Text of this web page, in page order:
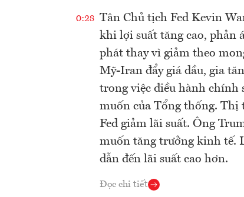
0:28 Tân Chủ tịch Fed Kevin
khi lợi suất tăng cao, phản
phát thay vì giảm theo
Mỹ-Iran đẩy giá dầu, gia
trong việc điều hành chính
muốn của Tổng thống. Thị
Fed giảm lãi suất. Ông
muốn tăng trưởng kinh tế.
dẫn đến lãi suất cao hơn.
Đọc chi tiết